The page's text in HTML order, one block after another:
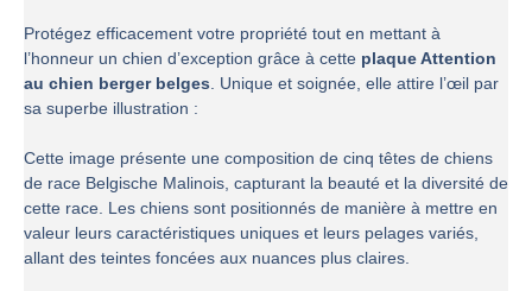
Protégez efficacement votre propriété tout en mettant à
l’honneur un chien d’exception grâce à cette plaque Attention
au chien berger belges. Unique et soignée, elle attire l’œil par
sa superbe illustration :
Cette image présente une composition de cinq têtes de chiens
de race Belgische Malinois, capturant la beauté et la diversité de
cette race. Les chiens sont positionnés de manière à mettre en
valeur leurs caractéristiques uniques et leurs pelages variés,
allant des teintes foncées aux nuances plus claires.